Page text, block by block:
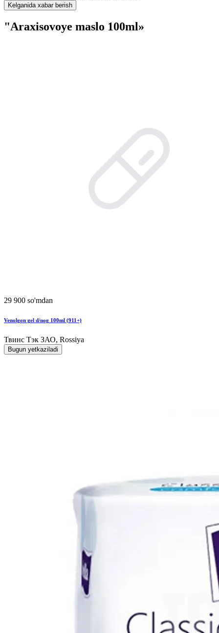
Kelganida xabar berish
"Araxisovoye maslo 100ml»
29 900 so'mdan
Venolgon gel d/nog 100ml (911+)
Твинс Тэк ЗАО, Rossiya
Bugun yetkaziladi